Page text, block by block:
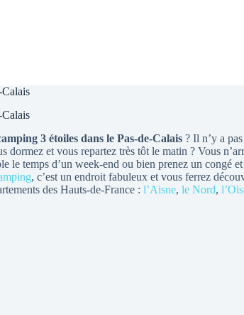
3 étoiles dans le Pas-de-Calais? Il n’y a
dormez et vous repartez très tôt le matin ? Vous
le temps d’un week-end ou bien prenez un congé
, c’est un endroit fabuleux et vous ferrez
des Hauts-de-France : l’Aisne, le Nord,